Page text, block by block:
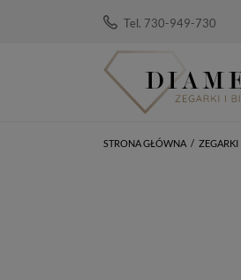
Tel. 730-949-730
STRONA GŁÓWNA / ZEGARKI